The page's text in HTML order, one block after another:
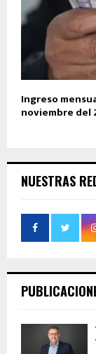
Ingreso
noviembre del
NUESTRAS